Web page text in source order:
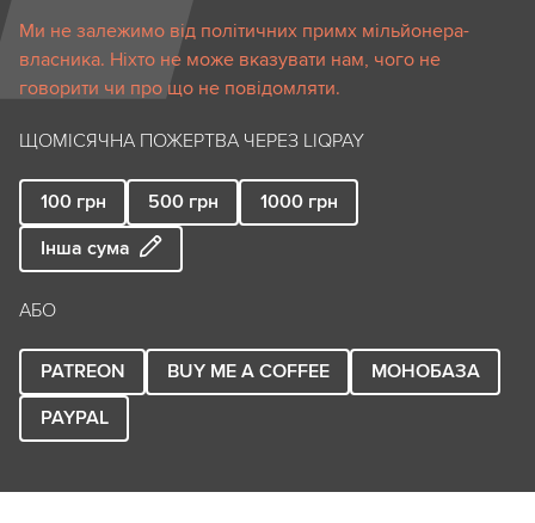
Ми не залежимо від політичних примх мільйонера-
власника. Ніхто не може вказувати нам, чого не
говорити чи про що не повідомляти.
ЩОМІСЯЧНА ПОЖЕРТВА ЧЕРЕЗ LIQPAY
100 грн 500 грн 1000 грн
Інша сума
АБО
PATREON BUY ME A COFFEE
МОНОБАЗА
PAYPAL